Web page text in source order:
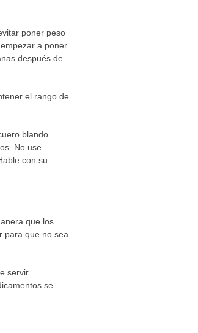
poner peso
a poner
después de
el rango de
blando
No use
con su
que los
para que no sea
servir.
se